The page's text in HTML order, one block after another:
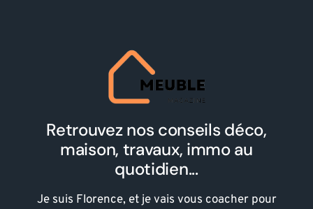
Retrouvez nos conseils déco,
maison, travaux, immo au
quotidien...
Je suis Florence, et je vais vous coacher pour